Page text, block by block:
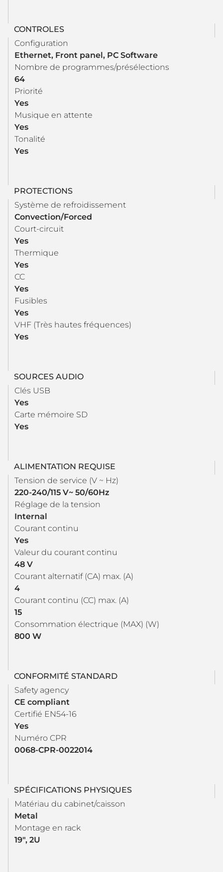
CONTROLES
Configuration
Ethernet, Front panel, PC Software
Nombre de programmes/présélections
64
Priorité
Yes
Musique en attente
Yes
Tonalité
Yes
PROTECTIONS
Système de refroidissement
Convection/Forced
Court-circuit
Yes
Thermique
Yes
CC
Yes
Fusibles
Yes
VHF (Très hautes fréquences)
Yes
SOURCES AUDIO
Clés USB
Yes
Carte mémoire SD
Yes
ALIMENTATION REQUISE
Tension de service (V ~ Hz)
220-240/115 V~ 50/60Hz
Réglage de la tension
Internal
Courant continu
Yes
Valeur du courant continu
48 V
Courant alternatif (CA) max. (A)
4
Courant continu (CC) max. (A)
15
Consommation électrique (MAX) (W)
800 W
CONFORMITÉ STANDARD
Safety agency
CE compliant
Certifié EN54-16
Yes
Numéro CPR
0068-CPR-0022014
SPÉCIFICATIONS PHYSIQUES
Matériau du cabinet/caisson
Metal
Montage en rack
19", 2U